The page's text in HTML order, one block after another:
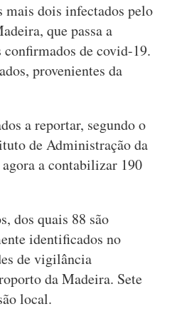
mais dois infectados pelo
que passa a
de covid-19.
provenientes da
a reportar, segundo o
de Administração da
a contabilizar 190
dos quais 88 são
identificados no
de vigilância
da Madeira. Sete
local.